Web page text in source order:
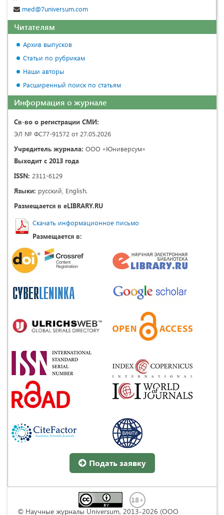
med@7universum.com
Читателям
Архив выпусков
Статьи по рубрикам
Наши авторы
Расширенный поиск по статьям
Информация о журнале
Св-во о регистрации СМИ:
ЭЛ № ФС77-91572 от 27.05.2026
Учредитель журнала: ООО «Юниверсум»
Выходит с 2013 года
ISSN: 2311-6129
Языки: русский, English.
Размещается в eLIBRARY.RU
Скачать информационное письмо
Размещается в:
Подать заявку
© Научные журналы Universum, 2013-2026 (ООО